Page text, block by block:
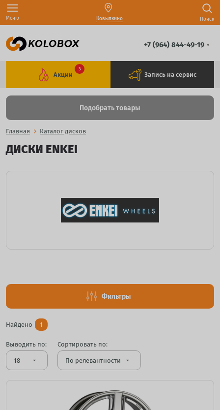
Меню Ковылкино Поиск
+7 (964) 844-49-19
Акции
3
Запись на сервис
Подобрать товары
Главная Каталог дисков
ДИСКИ ENKEI
Фильтры
Найдено 1
Выводить по:
arrow_drop_down
Сортировать по:
arrow_drop_down